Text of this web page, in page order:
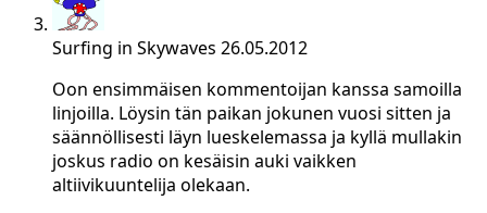
Surfing in Skywaves 26.05.2012
Oon ensimmäisen kommentoijan kanssa samoilla
linjoilla. Löysin tän paikan jokunen vuosi sitten ja
säännöllisesti läyn lueskelemassa ja kyllä mullakin
joskus radio on kesäisin auki vaikken
altiivikuuntelija olekaan.